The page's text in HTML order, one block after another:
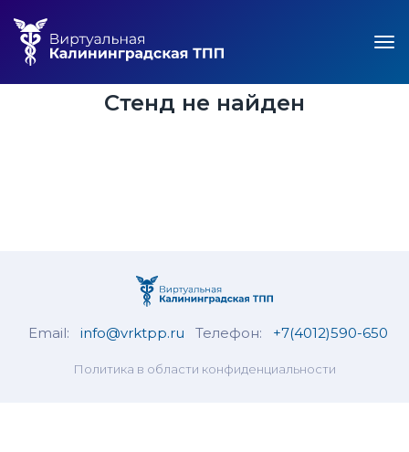
Стенд не найден
Email: info@vrktpp.ru Телефон: +7(4012)590-650
Политика в области конфиденциальности